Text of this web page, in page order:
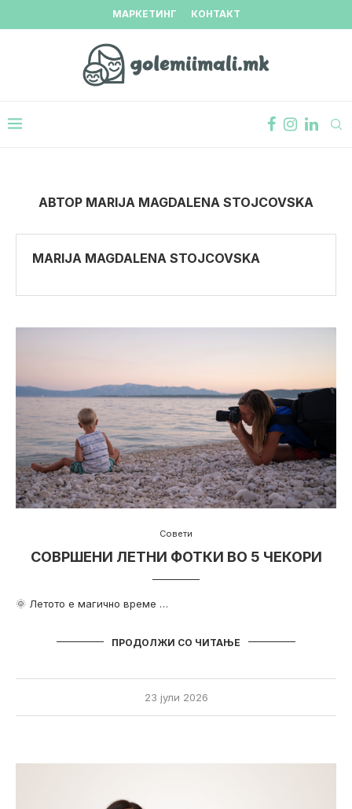
МАРКЕТИНГ КОНТАКТ
АВТОР MARIJA MAGDALENA STOJCOVSKA
MARIJA MAGDALENA STOJCOVSKA
Совети
СОВРШЕНИ ЛЕТНИ ФОТКИ ВО 5 ЧЕКОРИ
🌞 Летото е магично време …
ПРОДОЛЖИ СО ЧИТАЊЕ
23 јули 2026